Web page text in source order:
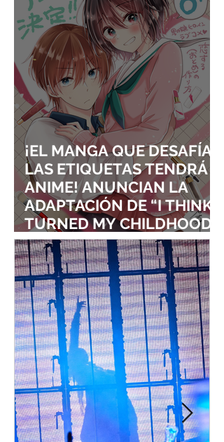
¡EL MANGA QUE DESAFÍA
LAS ETIQUETAS TENDRÁ
ANIME! ANUNCIAN LA
ADAPTACIÓN DE “I THINK I
TURNED MY CHILDHOOD
FRIEND INTO A GIRL”